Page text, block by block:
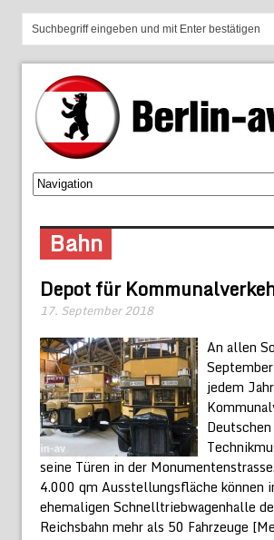
Bahn
Depot für
17. September 2018
An allen
jedem
Deutschen
seine Türen in der
4.000 qm Ausstellungsfläche können
ehemaligen Schnelltriebwagenhalle
Reichsbahn mehr als 50 Fahrzeuge